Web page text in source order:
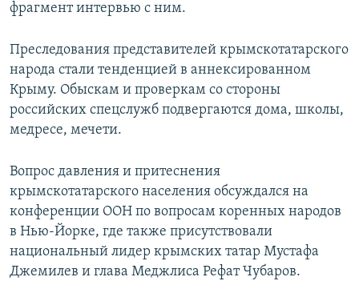
фрагмент интервью с ним.
Преследования представителей крымскотатарского
народа стали тенденцией в аннексированном
Крыму. Обыскам и проверкам со стороны
российских спецслужб подвергаются дома, школы,
медресе, мечети.
Вопрос давления и притеснения
крымскотатарского населения обсуждался на
конференции ООН по вопросам коренных народов
в Нью-Йорке, где также присутствовали
национальный лидер крымских татар Мустафа
Джемилев и глава Меджлиса Рефат Чубаров.